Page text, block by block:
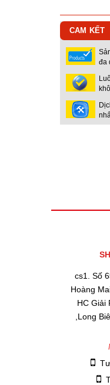
CAM KẾT
đa
cs1. Số
Hoàng
HC Giải
,Long